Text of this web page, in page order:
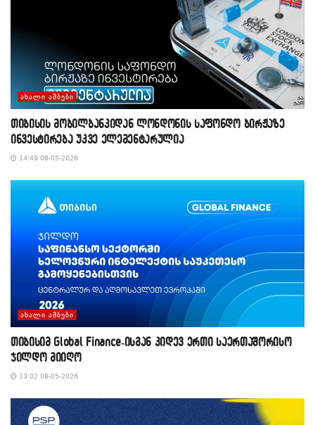
ᲐᲮᲐᲚᲘ ᲐᲛᲑᲔᲑᲘ
თიბისის მობილბანკიდან ლონდონის საფონდო ბირჟაზე
ინვესტირება უკვე ელემენტარულია
14:49 08-05-2026
ᲐᲮᲐᲚᲘ ᲐᲛᲑᲔᲑᲘ
თიბისიმ Global Finance-ისგან კიდევ ერთი საერთაშორისო
ჯილდო მიიღო
13:02 08-05-2026